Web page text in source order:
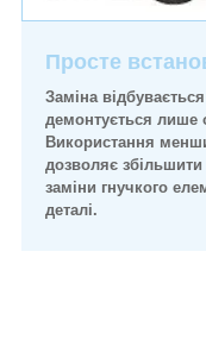
Просте
Заміна
демонтується лише
Використання
дозволяє
заміни гнучкого
деталі.